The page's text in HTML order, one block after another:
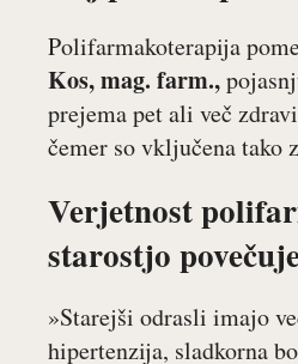
Polifarmakoterapija
Kos, mag. farm.,
prejema pet ali več
čemer so vključena tako
Verjetnost
starostjo
»Starejši odrasli imajo
hipertenzija, sladkorna